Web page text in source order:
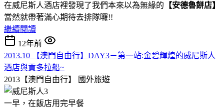
在威尼斯人酒店裡發現了我們本來以為無緣的 【安德魯餅店】
當然就帶著滿心期待去排隊囉!!
繼續閱讀
12年前
2013.10 【澳門自由行】DAY3－第一站:金碧輝煌的威尼斯人
酒店與貢多拉船~
2013【澳門自由行】
國外旅遊
一早，在飯店用完早餐